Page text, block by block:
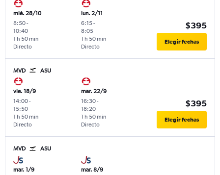
mié. 28/10
8:50-
10:40
Directo
1 h 50 min
lun. 2/11
6:15-
8:05
Directo
1 h 50 min
$395
Elegir fechas
MVD ASU
vie. 18/9
14:00-
15:50
Directo
1 h 50 min
mar. 22/9
16:30-
18:20
Directo
1 h 50 min
$395
Elegir fechas
MVD ASU
mar. 1/9
mar. 8/9